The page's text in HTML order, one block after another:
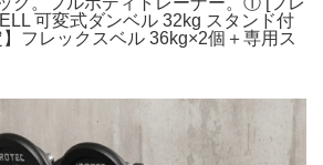
可変式ダンベル 32kg スタンド付
フレックスベル 36kg×2個＋専用ス